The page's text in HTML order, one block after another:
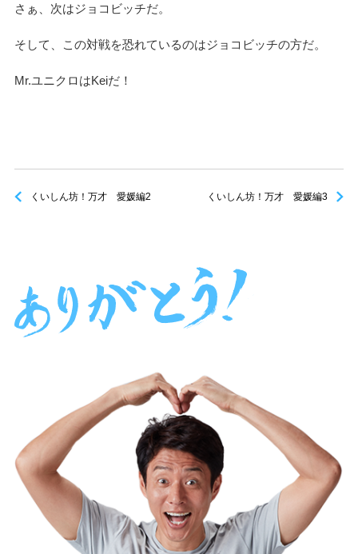
さぁ、次はジョコビッチだ。
そして、この対戦を恐れているのはジョコビッチの方だ。
Mr.ユニクロはKeiだ！
くいしん坊！万才 愛媛編2 くいしん坊！万才 愛媛編3